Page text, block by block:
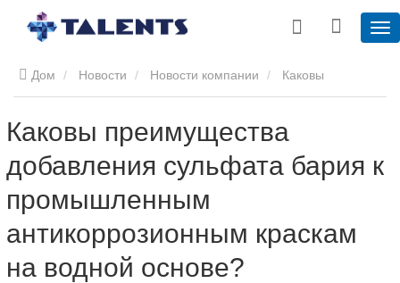
Дом Новости Новости компании
промышленным антикоррозионным краскам на водной
основе?
Каковы преимущества
добавления сульфата бария к
промышленным
антикоррозионным краскам
на водной основе?